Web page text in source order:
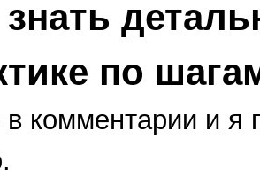
по
комментарии и я